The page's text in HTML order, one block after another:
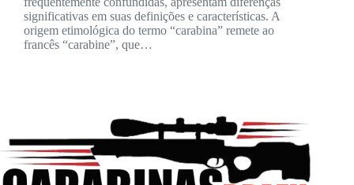
significativas em suas definições e características. A
origem etimológica do termo “carabina” remete ao
francês “carabine”, que…